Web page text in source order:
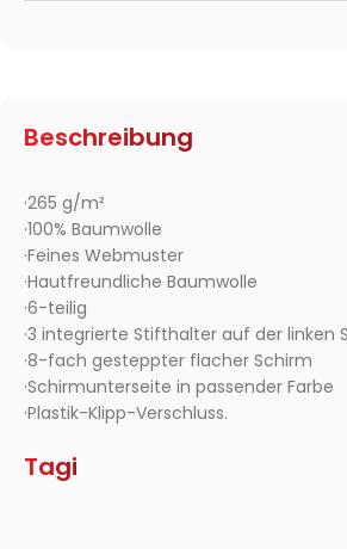
Beschreibung
·265 g/m²
·100% Baumwolle
·Feines Webmuster
·Hautfreundliche Baumwolle
·6-teilig
·3 integrierte Stifthalter auf der linken
·8-fach gesteppter flacher Schirm
·Schirmunterseite in passender Farbe
·Plastik-Klipp-Verschluss.
Tagi